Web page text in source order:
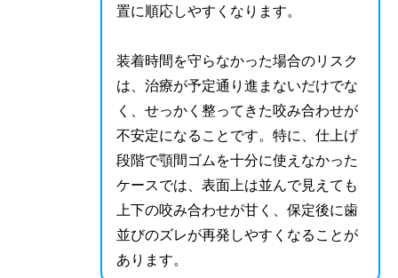
置に順応しやすくなります。
装着時間を守らなかった場合のリスク
は、治療が予定通り進まないだけでな
く、せっかく整ってきた咬み合わせが
不安定になることです。特に、仕上げ
段階で顎間ゴムを十分に使えなかった
ケースでは、表面上は並んで見えても
上下の咬み合わせが甘く、保定後に歯
並びのズレが再発しやすくなることが
あります。